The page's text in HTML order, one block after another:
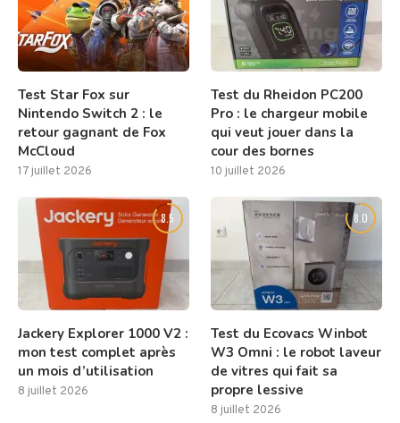
Test Star Fox sur
Nintendo Switch 2 : le
retour gagnant de Fox
McCloud
17 juillet 2026
Test du Rheidon PC200
Pro : le chargeur mobile
qui veut jouer dans la
cour des bornes
10 juillet 2026
8.5
Jackery Explorer 1000 V2 :
mon test complet après
un mois d’utilisation
8 juillet 2026
8.0
Test du Ecovacs Winbot
W3 Omni : le robot laveur
de vitres qui fait sa
propre lessive
8 juillet 2026